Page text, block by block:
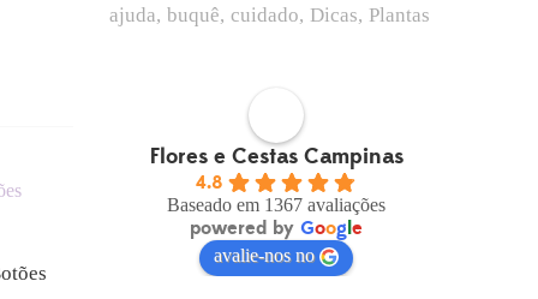
ajuda buquê cuidado Dicas Plantas
Flores e Cestas Campinas
4.8
Baseado em 1367 avaliações
powered by Google
avalie-nos no